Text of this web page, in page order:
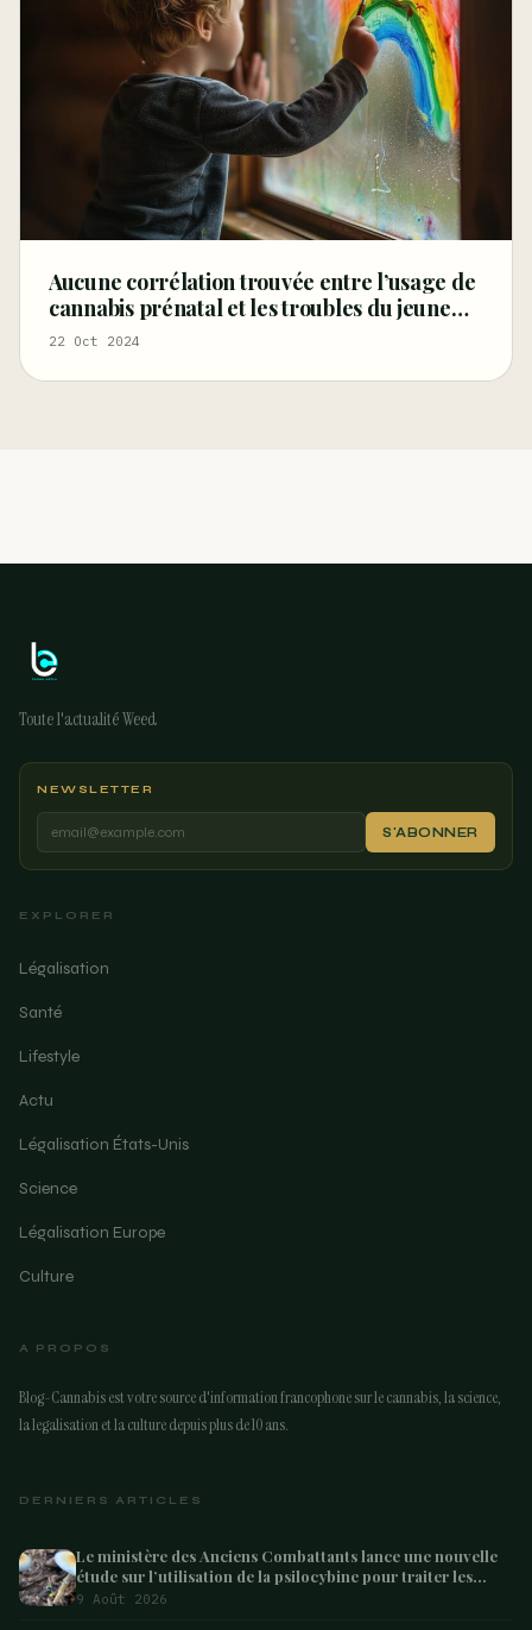
Aucune corrélation trouvée entre l’usage de
cannabis prénatal et les troubles du jeune
enfant
22 Oct 2024
Toute l'actualité Weed
NEWSLETTER
S'ABONNER
EXPLORER
Légalisation
Santé
Lifestyle
Actu
Légalisation États-Unis
Science
Légalisation Europe
Culture
A PROPOS
Blog-Cannabis est votre source d'information francophone sur le cannabis, la science,
la legalisation et la culture depuis plus de 10 ans.
DERNIERS ARTICLES
Le ministère des Anciens Combattants lance une nouvelle
étude sur l’utilisation de la psilocybine pour traiter les
anciens combattants souffrant de dépression et de
9 Août 2026